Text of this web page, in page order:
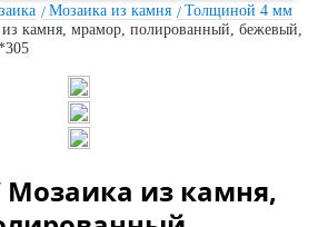
Мозаика из камня
Толщиной 4 мм
камня, мрамор, полированный, бежевый,
Мозаика из камня,